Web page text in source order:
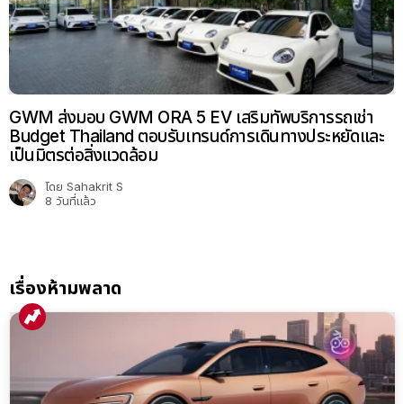
GWM ส่งมอบ GWM ORA 5 EV เสริมทัพบริการรถเช่า
Budget Thailand ตอบรับเทรนด์การเดินทางประหยัดและ
เป็นมิตรต่อสิ่งแวดล้อม
โดย Sahakrit S
8 วันที่แล้ว
เรื่องห้ามพลาด